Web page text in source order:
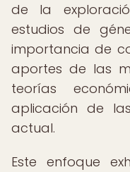
de la
estudios de
importancia de
aportes de las
teorías
aplicación de
actual.
Este enfoque